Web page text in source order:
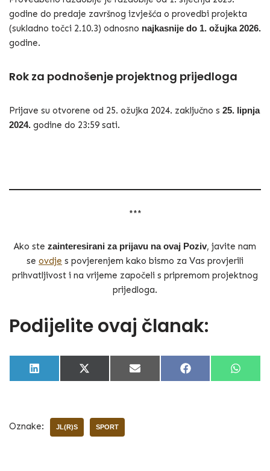
godine do predaje završnog izvješća o provedbi projekta
(sukladno točci 2.10.3) odnosno najkasnije do 1. ožujka 2026.
godine.
Rok za podnošenje projektnog prijedloga
Prijave su otvorene od 25. ožujka 2024. zaključno s 25. lipnja
2024. godine do 23:59 sati.
***
Ako ste zainteresirani za prijavu na ovaj Poziv, javite nam
se ovdje s povjerenjem kako bismo za Vas provjerili
prihvatljivost i na vrijeme započeli s pripremom projektnog
prijedloga.
Podijelite ovaj članak:
L
i
I
X
(
t
e
E
m
F
a
W
h
Oznake: JL(R)S SPORT